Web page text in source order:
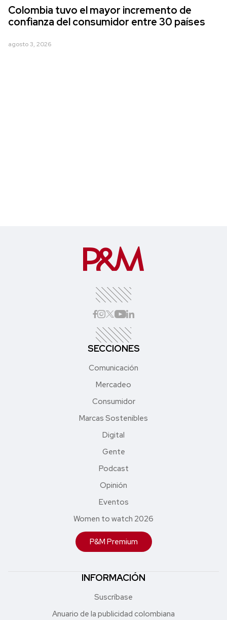
Colombia tuvo el mayor incremento de
confianza del consumidor entre 30 países
agosto 3, 2026
SECCIONES
Comunicación
Mercadeo
Consumidor
Marcas Sostenibles
Digital
Gente
Podcast
Opinión
Eventos
Women to watch 2026
P&M Premium
INFORMACIÓN
Suscríbase
Anuario de la publicidad colombiana